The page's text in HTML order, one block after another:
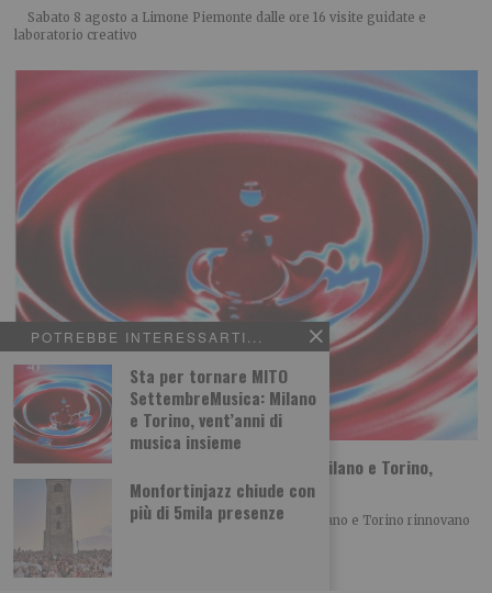
POTREBBE INTERESSARTI...
Sta per tornare MITO
SettembreMusica: Milano
e Torino, vent’anni di
musica insieme
Monfortinjazz chiude con
più di 5mila presenze
Sabato 8 agosto a Limone Piemonte dalle ore 16 visite guidate e
laboratorio creativo
Sta per tornare MITO SettembreMusica: Milano e Torino,
vent’anni di musica insieme
Con la XX edizione di MITO SettembreMusica, Milano e Torino rinnovano
un patto culturale che, anno